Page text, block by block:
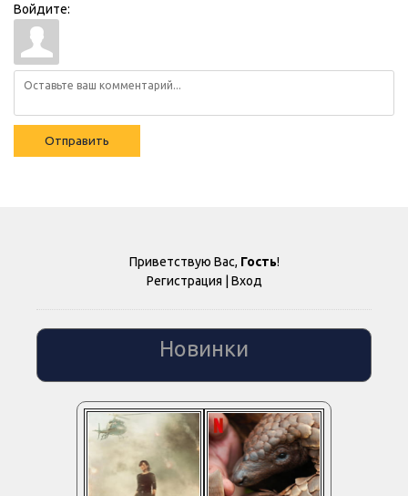
Войдите:
Отправить
Приветствую Вас, Гость!
Регистрация | Вход
Новинки